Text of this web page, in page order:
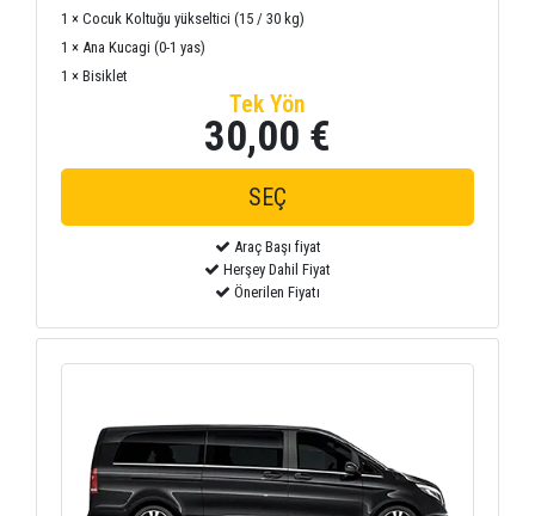
1 × Cocuk Koltuğu yükseltici (15 / 30 kg)
1 × Ana Kucagi (0-1 yas)
1 × Bisiklet
Tek Yön
30,00 €
Araç Başı fiyat
Herşey Dahil Fiyat
Önerilen Fiyatı